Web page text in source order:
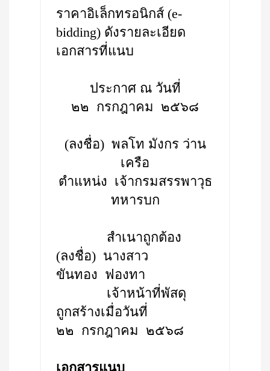
ราคาอิเล็กทรอนิกส์ (e-
bidding) ดังรายละเอียด
เอกสารที่แนบ
ประกาศ ณ วันที่
๒๒ กรกฎาคม ๒๕๖๘
(ลงชื่อ) พลโท มังกร ว่าน
เครือ
ตำแหน่ง เจ้ากรมสรรพาวุธ
ทหารบก
สำเนาถูกต้อง
(ลงชื่อ) นางสาว
ขันทอง ฟองทา
เจ้าหน้าที่พัสดุ
ถูกสร้างเมื่อวันที่
๒๒ กรกฎาคม ๒๕๖๘
เอกสารแนบ